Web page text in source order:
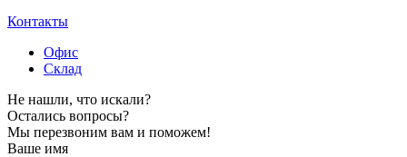
Контакты
Офис
Склад
Не нашли, что искали?
Остались вопросы?
Мы перезвоним вам и поможем!
Ваше имя